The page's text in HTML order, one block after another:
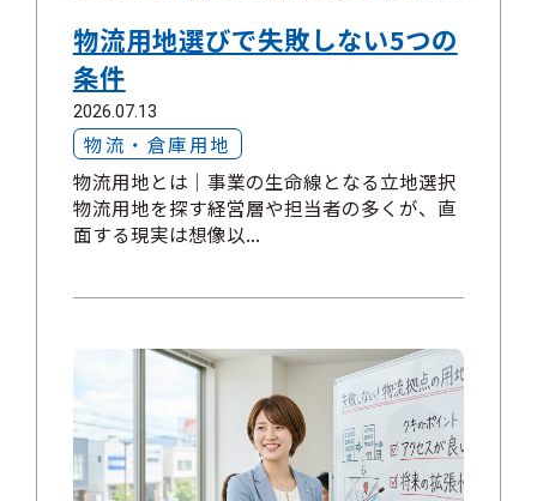
物流用地選びで失敗しない5つの
条件
2026.07.13
物流・倉庫用地
物流用地とは｜事業の生命線となる立地選択
物流用地を探す経営層や担当者の多くが、直
面する現実は想像以...